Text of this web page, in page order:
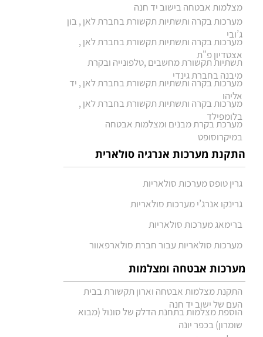
מצלמות אבטחה בישוב יד חנה
מערכות בקרה ותשתיות תקשורת בחברת לאן , בון
ג’ובי
מערכות בקרה ותשתיות תקשורת בחברת לאן ,
אצטדיון פ"ת
תשתיות תקשורת מחשבים ,טלפונייה ובקרת
מיבנה בחברת גינדי
מערכות בקרה ותשתיות תקשורת בחברת לאן , יד
אליהו
מערכות בקרה ותשתיות תקשורת בחברת לאן ,
בלומפילד
מערכת בקרת מבנים ומצלמות אבטחה
במיקרוסופט
התקנת מערכות אנרגיה סולארית
גרין טופס מערכות סולאריות
גרינקו אנרג’י מערכות סולאריות
ברימאג מערכות סולאריות
מערכות סולאריות עבור חברת סולארפאוור
מערכות אבטחה ומצלמות
התקנת מצלמות אבטחה וארון תקשורת בבית
העם של ישוב יד חנה
הוספת מצלמות בתחנת הדלק של סונול (מבוא
שומרון) בכפר יונה